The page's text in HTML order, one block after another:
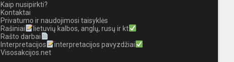
Kaip nusipirkti?
Kontaktai
Privatumo ir naudojimosi taisyklės
Rašiniai
lietuvių kalbos, anglų, rusų ir kt
Rašto darbai
Interpretacijos
interpretacijos pavyzdžiai
Visosakcijos.net